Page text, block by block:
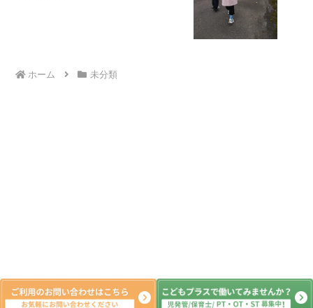
ホーム 未分類